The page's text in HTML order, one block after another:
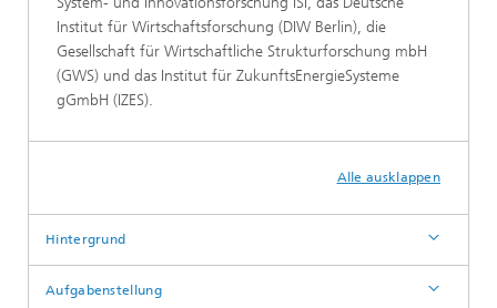
Institut für Wirtschaftsforschung (DIW Berlin), die
Gesellschaft für Wirtschaftliche Strukturforschung mbH
(GWS) und das Institut für ZukunftsEnergieSysteme
gGmbH (IZES).
Alle ausklappen
Hintergrund
Aufgabenstellung